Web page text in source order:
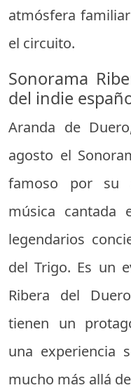
atmósfera
el circuito.
Sonorama
del indie
Aranda de
agosto el
famoso por su
música
legendarios
del Trigo. Es un
Ribera del
tienen un
una experiencia
mucho más allá